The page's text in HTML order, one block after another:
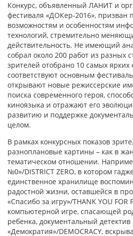
Конкурс, объявленный ЛАНИТ и
фестиваля «ДОКер-2016», призван
возможностям и особенностям
технологий, стремительно
действительность. Не имеющий
собрал около 200 работ из разных
зрителей отобрано 10 самых
соответствуют основным
открывают новые режиссерские
поиска современного героя,
киноязыка и отражают его
развитию и поддержке
целом.
В рамках конкурсных показов
разноплановые картины – как в
тематическом отношении.
№0»/DISTRICT ZERO, в котором
единственное хранилище
радостной жизни, оставшейся в
«Спасибо за игру»/THANK YOU FOR
компьютерной игре, спасающей
ребенка, документальный детектив
«Демократия»/DEMOCRACY,